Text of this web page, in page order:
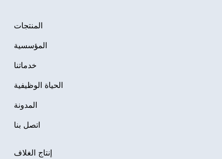
المنتجات
المؤسسية
خدماتنا
الحياة الوظيفية
المدونة
اتصل بنا
إنتاج الغلاف